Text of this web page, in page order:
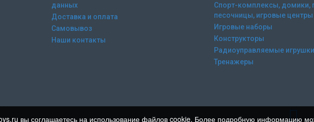
данных
Доставка и оплата
Самовывоз
Наши контакты
Спорт-комплексы, домики,
песочницы, игровые центры
Игровые наборы
Конструкторы
Радиоуправляемые игрушки
Тренажеры
вы соглашаетесь на использование файлов cookie. Более подробную информацию